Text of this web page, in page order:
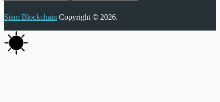
Siam Blockchain Copyright © 2026.